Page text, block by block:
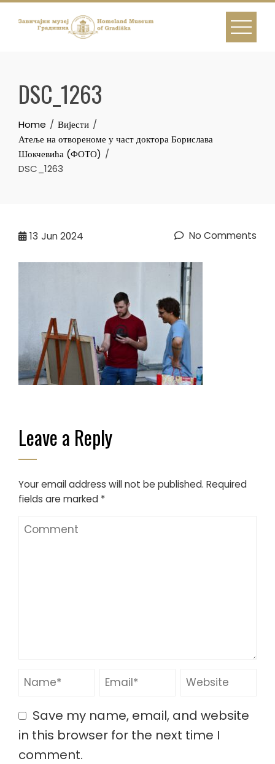
Skip
DSC_1263
Home
Вијести
Атеље на отвореноме у част доктора Борислава
Шокчевића (ФОТО)
DSC_1263
13 Jun 2024 No Comments
Leave a Reply
Your email address will not be published. Required
fields are marked *
Save my name, email, and website
in this browser for the next time I
comment.